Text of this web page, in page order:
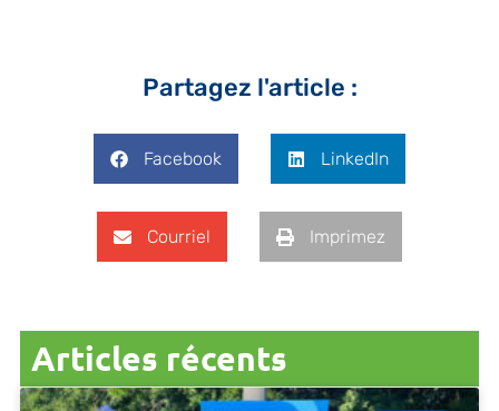
Partagez l'article :
Facebook LinkedIn
Courriel Imprimez
Articles récents